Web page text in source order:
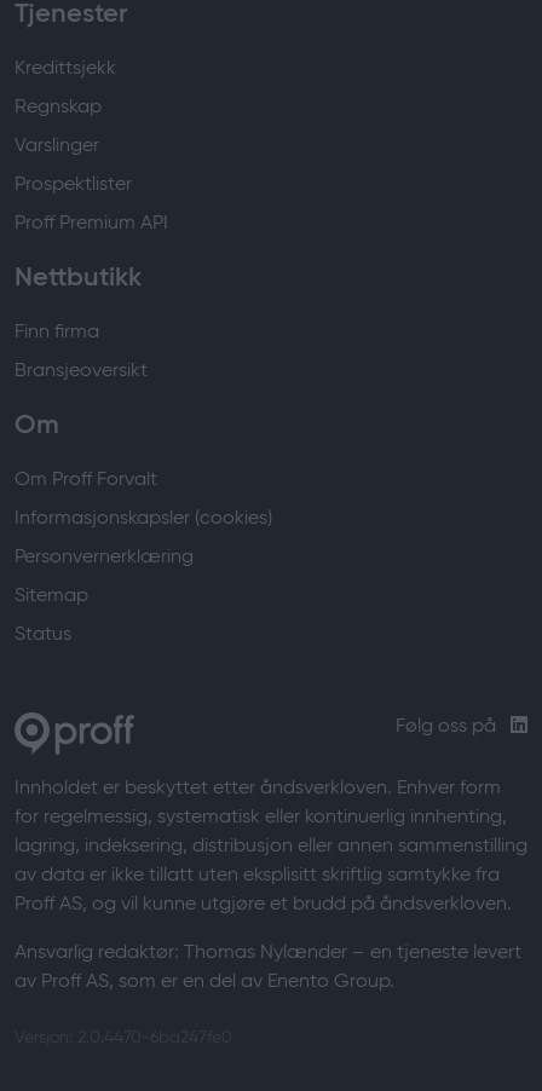
Tjenester
Kredittsjekk
Regnskap
Varslinger
Prospektlister
Proff Premium API
Nettbutikk
Finn firma
Bransjeoversikt
Om
Om Proff Forvalt
Informasjonskapsler (cookies)
Personvernerklæring
Sitemap
Status
Følg oss på
Innholdet er beskyttet etter åndsverkloven. Enhver form
for regelmessig, systematisk eller kontinuerlig innhenting,
lagring, indeksering, distribusjon eller annen sammenstilling
av data er ikke tillatt uten eksplisitt skriftlig samtykke fra
Proff AS, og vil kunne utgjøre et brudd på åndsverkloven.
Ansvarlig redaktør: Thomas Nylænder – en tjeneste levert
av Proff AS, som er en del av Enento Group.
Versjon: 2.0.4470-6ba247fe0